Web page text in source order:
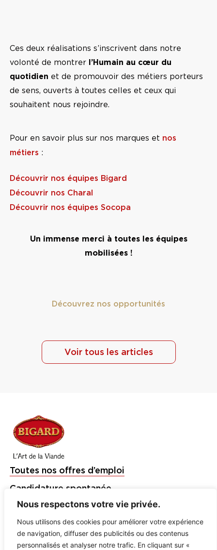
Nous respectons votre vie privée.
Nous utilisons des cookies pour améliorer votre expérience
de navigation, diffuser des publicités ou des contenus
personnalisés et analyser notre trafic. En cliquant sur «
Ces deux réalisations s’inscrivent dans notre
volonté de montrer
l’Humain au cœur du
quotidien et de promouvoir des métiers porteurs
de sens, ouverts à toutes celles et ceux qui
souhaitent nous rejoindre.
Pour en savoir plus sur nos marques et nos
métiers :
Découvrir nos équipes Bigard
Découvrir nos Charal
Découvrir nos équipes Socopa
Un immense merci à toutes les équipes
mobilisées !
Découvrez nos opportunités
Voir tous les articles
Toutes nos offres d’emploi
Candidature spontanée
Étudiants et Jeunes Diplômés
Bigard
Charal